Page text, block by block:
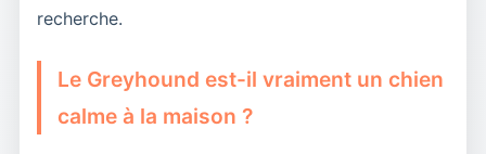
recherche.
Le Greyhound est-il vraiment un chien
calme à la maison ?